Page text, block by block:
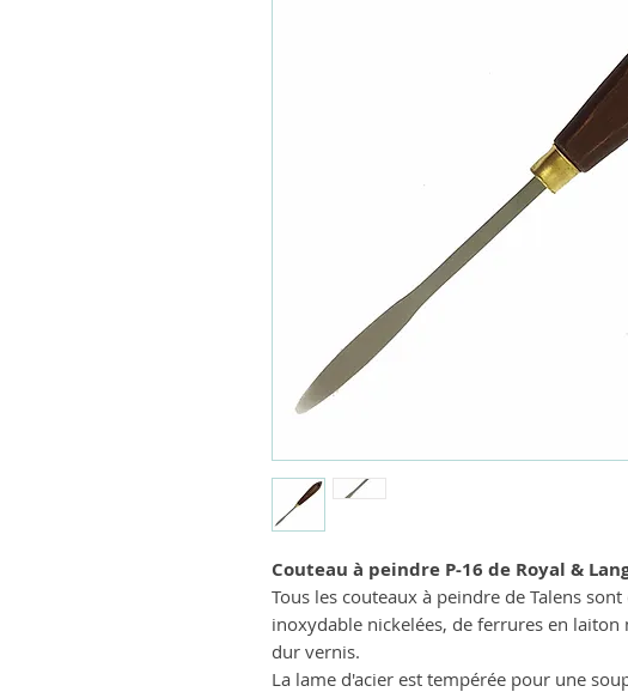
Couteau à peindre P-16 de Royal &
Tous les couteaux à peindre de Talens
inoxydable nickelées, de ferrures en laiton
dur vernis.
La lame d'acier est tempérée pour une